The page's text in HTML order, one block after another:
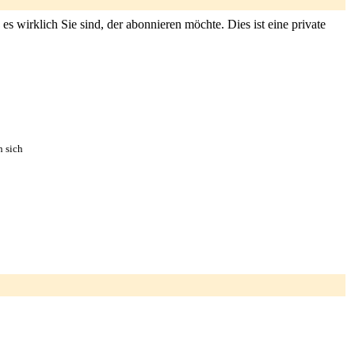
wirklich Sie sind, der abonnieren möchte. Dies ist eine private
sich